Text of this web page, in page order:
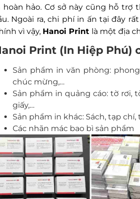
hoàn hảo. Cơ sở này cũng hỗ
Ngoài ra, chi phí in ấn tại đây
vì vậy, Hanoi Print là một địa
Print (In Hiệp Phú)
Sản phẩm in văn phòng:
chúc mừng,…
Sản phẩm in quảng cáo: tờ rơi,
giấy,…
Sản phẩm in khác: Sách, tạp
Các nhãn mác bao bì sản phẩm